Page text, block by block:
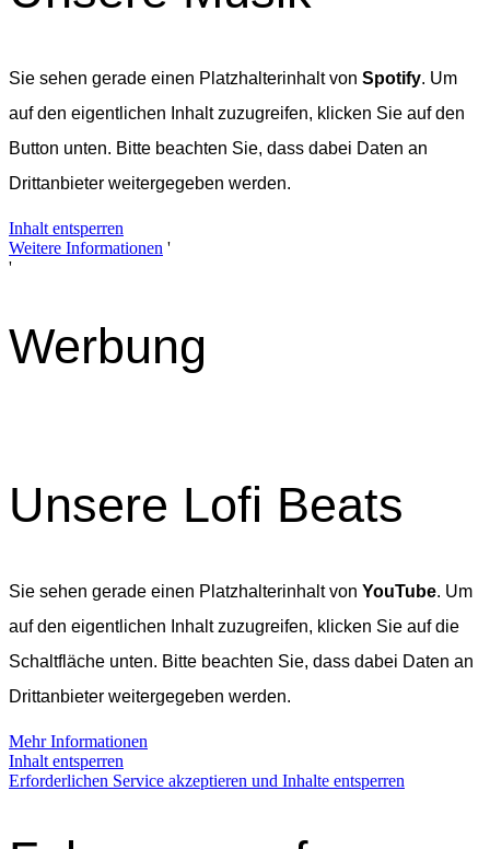
Sie sehen gerade einen Platzhalterinhalt von Spotify. Um
auf den eigentlichen Inhalt zuzugreifen, klicken Sie auf den
Button unten. Bitte beachten Sie, dass dabei Daten an
Drittanbieter weitergegeben werden.
Inhalt entsperren
Weitere Informationen '
'
Werbung
Unsere Lofi Beats
Sie sehen gerade einen Platzhalterinhalt von YouTube. Um
auf den eigentlichen Inhalt zuzugreifen, klicken Sie auf die
Schaltfläche unten. Bitte beachten Sie, dass dabei Daten an
Drittanbieter weitergegeben werden.
Mehr Informationen
Inhalt entsperren
Erforderlichen Service akzeptieren und Inhalte entsperren